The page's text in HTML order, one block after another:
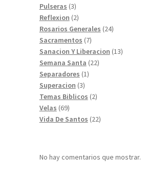
productos
Pulseras 33
productos
Reflexion 22
productos
Rosarios Generales 2424
Sacramentos 77
productos
Sanacion Y Liberacion 1313
Semana Santa 2222
Separadores 11
Superacion 33
productos
Temas Biblicos 22
Velas 6969
productos
Vida De Santos 2222
No hay comentarios que mostrar.